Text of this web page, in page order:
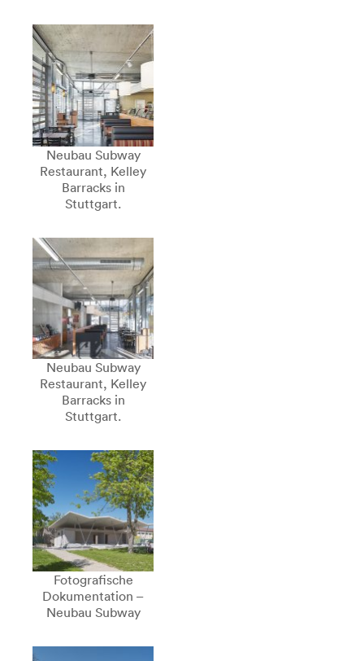
Neubau Subway
Restaurant, Kelley
Barracks in
Stuttgart.
Neubau Subway
Restaurant, Kelley
Barracks in
Stuttgart.
Fotografische
Dokumentation –
Neubau Subway